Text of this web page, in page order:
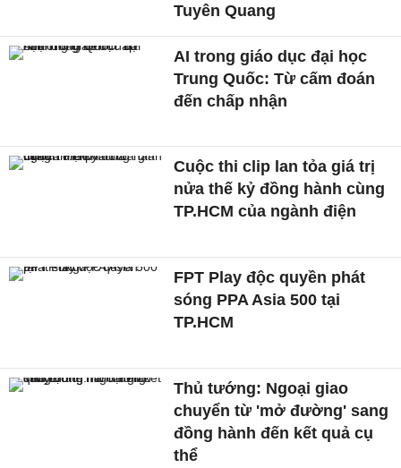
Tuyên Quang
AI trong giáo dục đại học
Trung Quốc: Từ cấm đoán
đến chấp nhận
Cuộc thi clip lan tỏa giá trị
nửa thế kỷ đồng hành cùng
TP.HCM của ngành điện
FPT Play độc quyền phát
sóng PPA Asia 500 tại
TP.HCM
Thủ tướng: Ngoại giao
chuyển từ 'mở đường' sang
đồng hành đến kết quả cụ
thể